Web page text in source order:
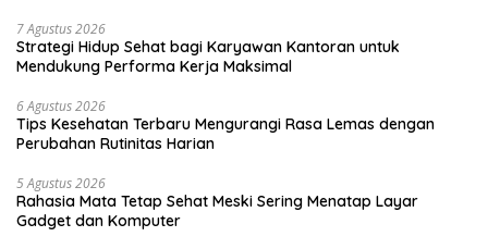
7 Agustus 2026
Strategi Hidup Sehat bagi Karyawan Kantoran untuk
Mendukung Performa Kerja Maksimal
6 Agustus 2026
Tips Kesehatan Terbaru Mengurangi Rasa Lemas dengan
Perubahan Rutinitas Harian
5 Agustus 2026
Rahasia Mata Tetap Sehat Meski Sering Menatap Layar
Gadget dan Komputer